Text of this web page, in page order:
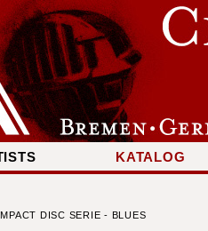
KATALOG
DISC SERIE - BLUES